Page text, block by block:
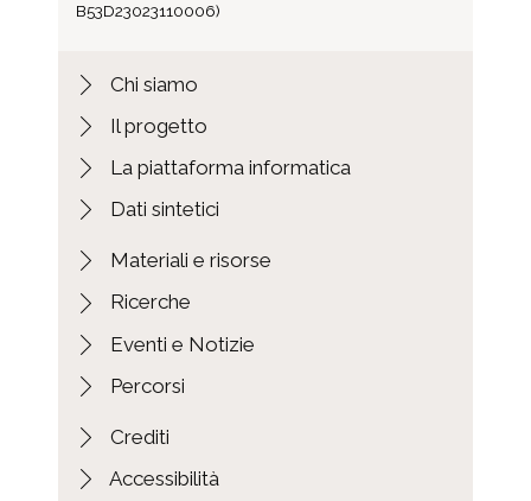
B53D23023110006)
Chi siamo
Il progetto
La piattaforma informatica
Dati sintetici
Materiali e risorse
Ricerche
Eventi e Notizie
Percorsi
Crediti
Accessibilità